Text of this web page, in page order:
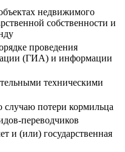
недвижимого
собственности и
проведения
(ГИА) и информации
техническими
случаю потери кормильца
переводчиков
и (или) государственная